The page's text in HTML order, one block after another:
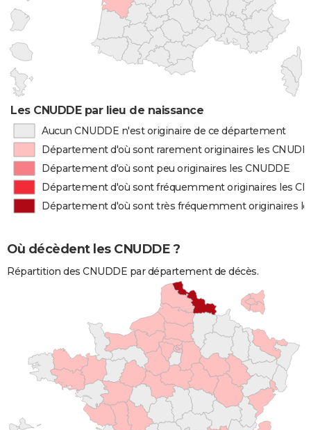
Les CNUDDE par lieu de naissance
Aucun CNUDDE n'est originaire de ce département
Département d'où sont rarement originaires les
Département d'où sont peu originaires les CNUDDE
Département d'où sont fréquemment originaires les
Département d'où sont très fréquemment originaires
Où décèdent les CNUDDE ?
Répartition des CNUDDE par département de décès.